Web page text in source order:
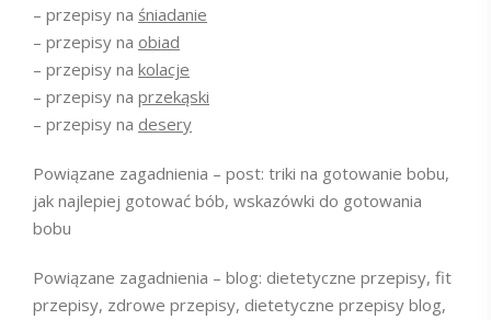
– przepisy na śniadanie
– przepisy na obiad
– przepisy na kolacje
– przepisy na przekąski
– przepisy na desery
Powiązane zagadnienia – post: triki na gotowanie bobu,
jak najlepiej gotować bób, wskazówki do gotowania
bobu
Powiązane zagadnienia – blog: dietetyczne przepisy, fit
przepisy, zdrowe przepisy, dietetyczne przepisy blog,